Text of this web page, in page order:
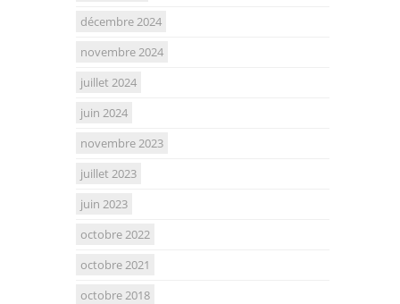
décembre 2024
novembre 2024
juillet 2024
juin 2024
novembre 2023
juillet 2023
juin 2023
octobre 2022
octobre 2021
octobre 2018